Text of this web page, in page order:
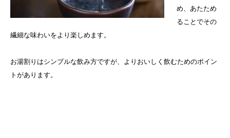
め、あたため
ることでその
繊細な味わいをより楽しめます。
お湯割りはシンプルな飲み方ですが、よりおいしく飲むためのポイン
トがあります。